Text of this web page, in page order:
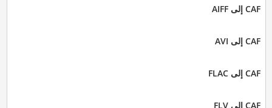
CAF إلى AIFF
CAF إلى AVI
CAF إلى FLAC
CAF إلى FLV